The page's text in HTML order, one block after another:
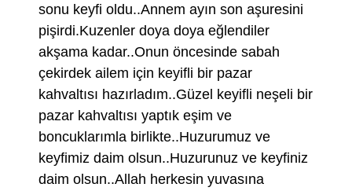
sonu keyfi oldu..Annem ayın son aşuresini
pişirdi.Kuzenler doya doya eğlendiler
akşama kadar..Onun öncesinde sabah
çekirdek ailem için keyifli bir pazar
kahvaltısı hazırladım..Güzel keyifli neşeli bir
pazar kahvaltısı yaptık eşim ve
boncuklarımla birlikte..Huzurumuz ve
keyfimiz daim olsun..Huzurunuz ve keyfiniz
daim olsun..Allah herkesin yuvasına